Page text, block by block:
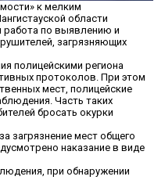
к мелким
области
работа по выявлению и
загрязняющих
полицейскими региона
протоколов. При этом
мест, полицейские
Часть таких
бросать окурки
загрязнение мест общего
наказание в виде
при обнаружении